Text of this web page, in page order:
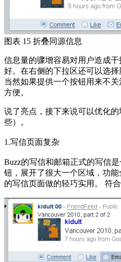
图表 15 折叠同源信息
信息量的骤增容易对用户造成
好。在右侧的下拉区还可以选择
当然如果提供一个按钮用来不
方便。
说了亮点，接下来说可以优化
些）。
1.写信页面复杂
Buzz的写信和邮箱正式的写信
钮，展开了很大一个区域，功能
的写信页面做的轻巧实用。 符